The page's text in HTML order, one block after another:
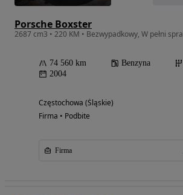
Porsche Boxster
74 560 km Benzyna
2004
Częstochowa (Śląskie)
Firma • Podbite
Firma